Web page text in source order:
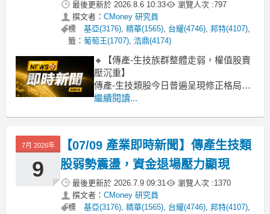
最後更新於 2026.8.6 10:33 瀏覽人次 :797
撰文者： CMoney 研究員
標
籤：
基亞(3176),精華(1565), 台耀(4746),邦特(4107),
葡萄王(1707),浩鼎(4174)
🔸【傳產-生技族群整體走弱，權值股賣
壓沉重】
傳產-生技類股今日普遍呈現修正格局，
整體類股指數下挫2.44%，跌勢相對明
以及醫美通路股馬光-KY (-6.17%) 等多
檔個股面臨較大賣壓，跌幅擴大。這反
映
繼續閱讀...
7月 2026年
9
【07/09 產業即時新聞】傳產生技類
股弱勢震盪，資金退場壓力顯現
最後更新於 2026.7.9 09:31 瀏覽人次 :1370
撰文者： CMoney 研究員
標
基亞(3176),精華(1565), 台耀(4746),邦特(4107),